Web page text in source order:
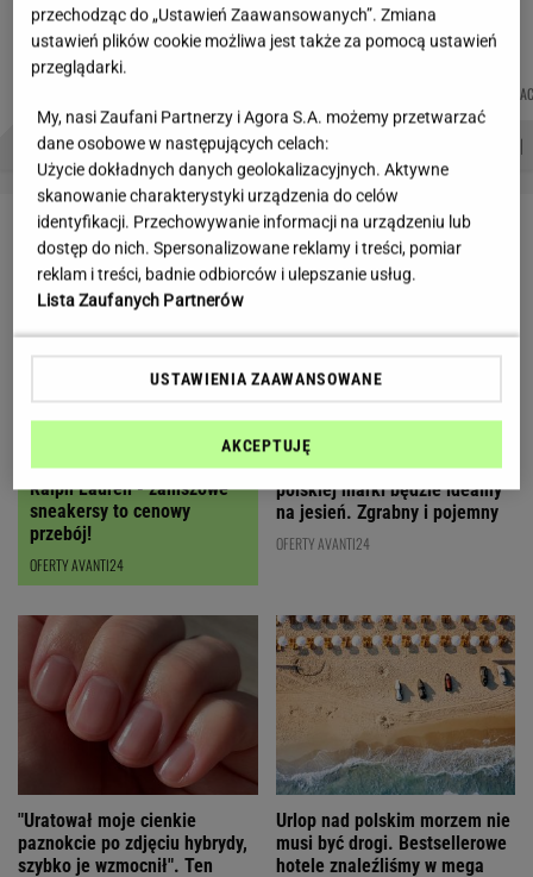
WIATROWSKI-
PROBLEMY POLSKICH SIATKARZY ZNAK Z '30'
LETNIE OKAZJE
Czyszczenie magazynów
Ralph Lauren - zamszowe
sneakersy to cenowy
przebój!
OFERTY AVANTI24
Ten karmelowy kuferek od
polskiej marki będzie idealny
na jesień. Zgrabny i pojemny
OFERTY AVANTI24
"Uratował moje cienkie
paznokcie po zdjęciu hybrydy,
szybko je wzmocnił". Ten
Urlop nad polskim morzem nie
musi być drogi. Bestsellerowe
hotele znaleźliśmy w mega
przechodząc do „Ustawień Zaawansowanych”. Zmiana
ustawień plików cookie możliwa jest także za pomocą ustawień
przeglądarki.
My, nasi Zaufani Partnerzy i Agora S.A. możemy przetwarzać
dane osobowe w następujących celach:
Użycie dokładnych danych geolokalizacyjnych. Aktywne
skanowanie charakterystyki urządzenia do celów
identyfikacji. Przechowywanie informacji na urządzeniu lub
dostęp do nich. Spersonalizowane reklamy i treści, pomiar
reklam i treści, badnie odbiorców i ulepszanie usług.
Lista Zaufanych Partnerów
USTAWIENIA ZAAWANSOWANE
AKCEPTUJĘ